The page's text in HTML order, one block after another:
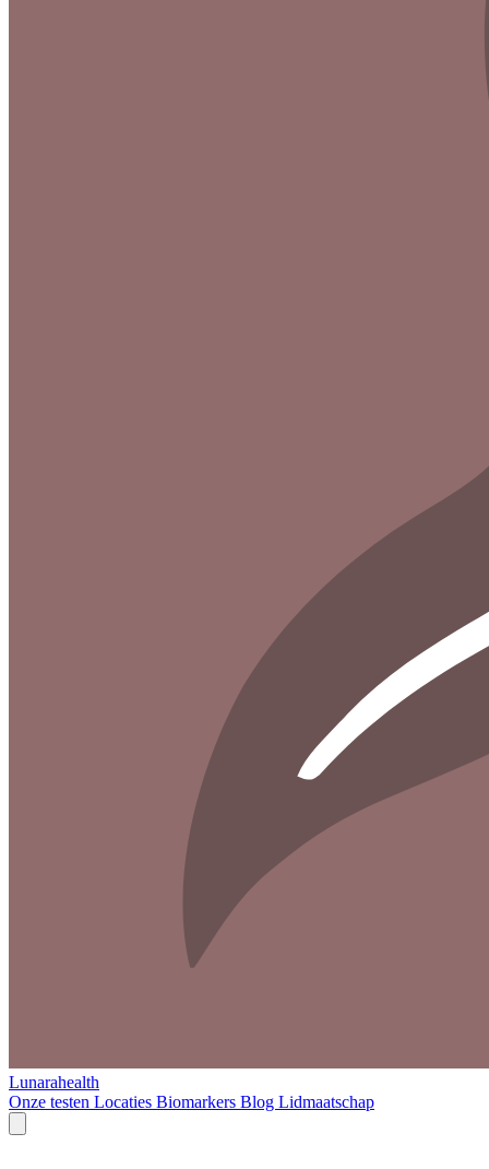
Lunarahealth
Onze testen Locaties Biomarkers Blog Lidmaatschap